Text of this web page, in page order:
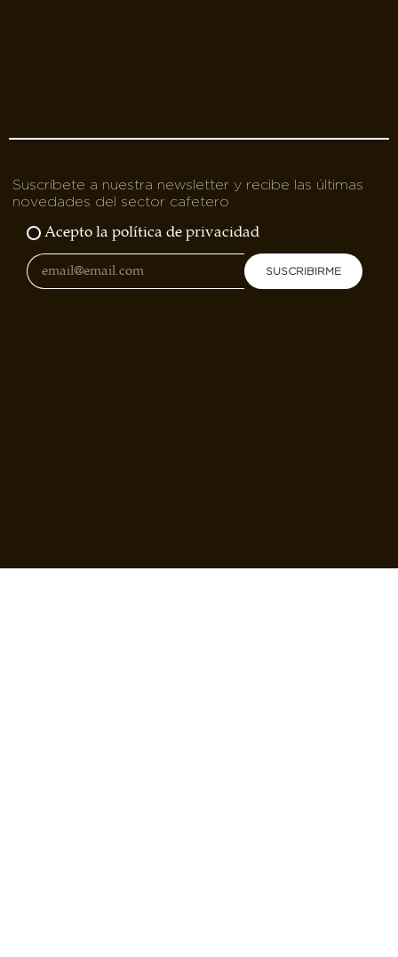
Suscríbete a nuestra newsletter y recibe las últimas
novedades del sector cafetero
Acepto la política de privacidad
SUSCRIBIRME